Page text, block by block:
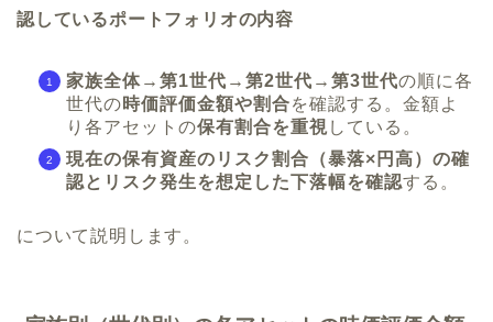
認しているポートフォリオの内容
家族全体→第1世代→第2世代→第3世代の順に各
世代の時価評価金額や割合を確認する。金額よ
り各アセットの保有割合を重視 している。
現在の保有資産のリスク割合（暴落×円高）の確
認とリスク発生を想定した下落幅を確認する。
について説明します。